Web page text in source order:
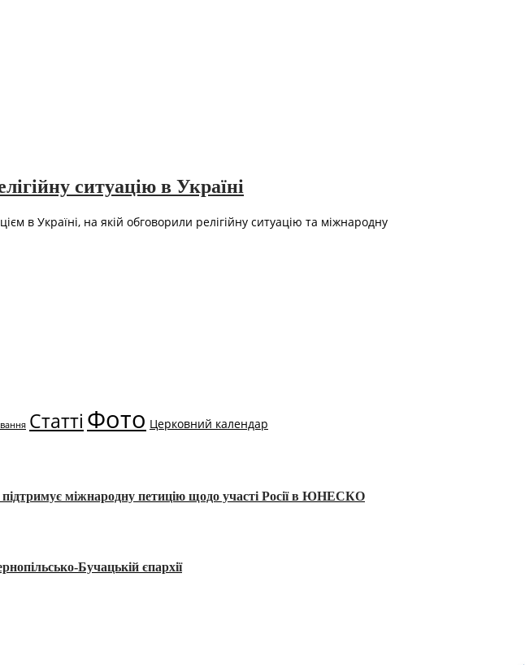
ситуацію в Україні
в Україні, на якій обговорили релігійну ситуацію та міжнародну
Статті Фото Церковний календар
міжнародну петицію щодо участі Росії в ЮНЕСКО
Бучацькій єпархії